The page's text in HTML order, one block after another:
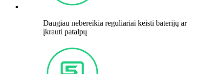
Daugiau nebereikia reguliariai keisti baterijų ar
įkrauti patalpų